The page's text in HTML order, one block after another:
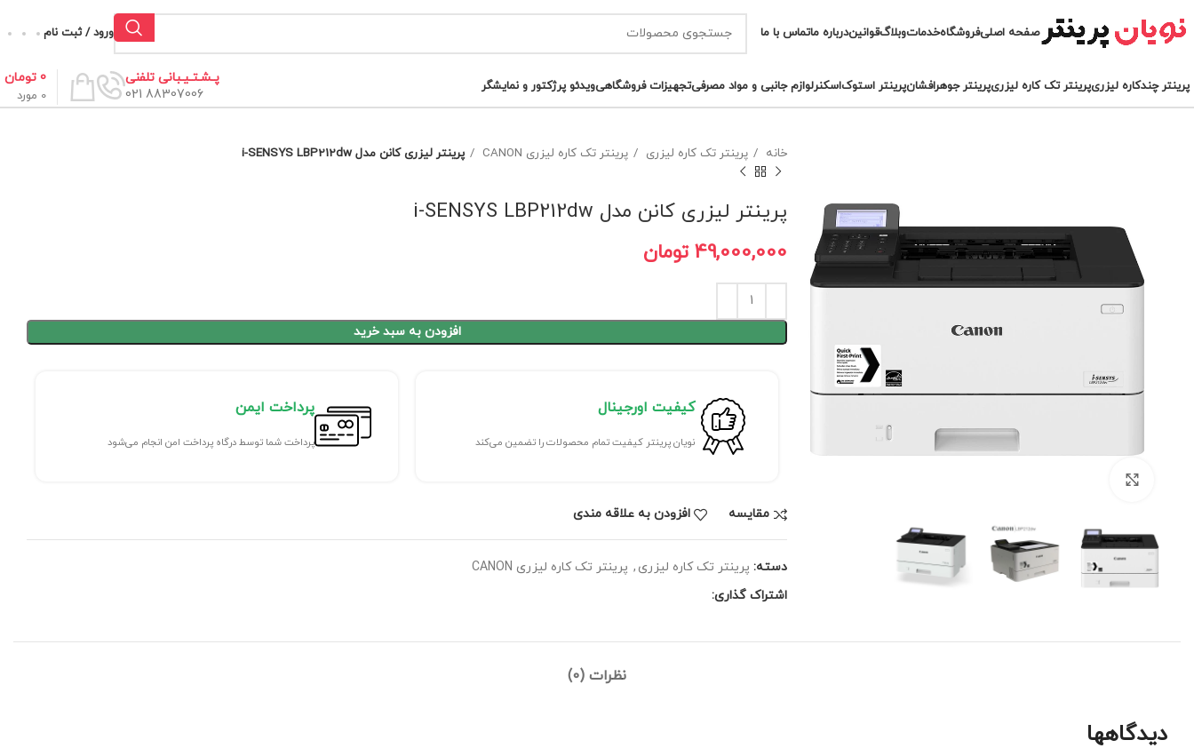
صفحه اصلیفروشگاهخدماتوبلاگقوانیندرباره ماتماس با ما ورود / ثبت نام
پرینتر چندکاره لیزریپرینتر تک کاره لیزریپرینتر جوهرافشانپرینتر استوکاسکنرلوازم جانبی و مواد مصرفیتجهیزات فروشگاهیویدئو پرژکتور و نمایشگر
پـشـتـیـبانی تلفنی
88307006 021
0 مورد
0 تومان
خانه پرینتر تک کاره لیزری پرینتر تک کاره لیزری CANON پرینتر لیزری کانن مدل i-SENSYS LBP212dw
پرینتر لیزری کانن مدل i-SENSYS LBP212dw
تومان
افزودن به سبد خرید
کیفیت اورجینال
نویان پرینتر کیفیت تمام محصولات را تضمین می‌کند
پرداخت ایمن
پرداخت شما توسط درگاه پرداخت امن انجام می‌شود
مقايسه افزودن به علاقه مندی
دسته: پرینتر تک کاره لیزری , پرینتر تک کاره لیزری CANON
اشتراک گذاری:
نظرات (0)
دیدگاهها